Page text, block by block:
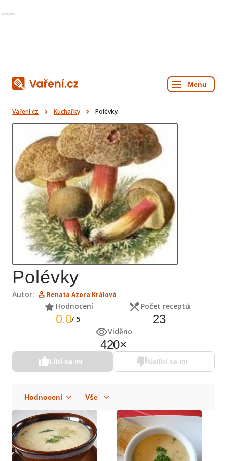
Reklama
Vaření.cz Kuchařky Polévky
Polévky
Autor: Renata Azora Králová
Hodnocení
0.0/ 5
Počet receptů
23
Viděno
420×
Líbí se mi Nelíbí se mi